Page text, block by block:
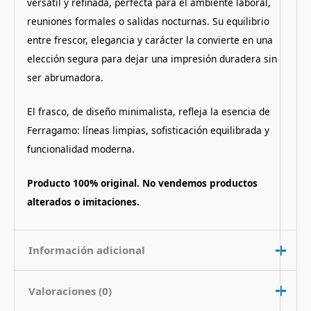
reuniones formales o salidas nocturnas. Su equilibrio
entre frescor, elegancia y carácter la convierte en una
elección segura para dejar una impresión duradera sin
ser abrumadora.
El frasco, de diseño minimalista, refleja la esencia de
Ferragamo: líneas limpias, sofisticación equilibrada y
funcionalidad moderna.
Producto 100% original. No vendemos productos
alterados o imitaciones.
Información adicional
Contenido
Valoraciones (0)